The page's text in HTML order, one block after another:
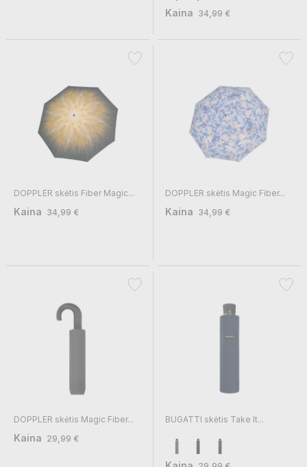
Kaina 34,99 €
DOPPLER skėtis Fiber Magic...
Kaina 34,99 €
DOPPLER skėtis Magic Fiber...
Kaina 34,99 €
DOPPLER skėtis Magic Fiber...
Kaina 29,99 €
BUGATTI skėtis Take It...